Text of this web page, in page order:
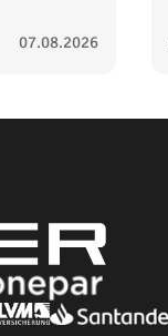
07.08.2026